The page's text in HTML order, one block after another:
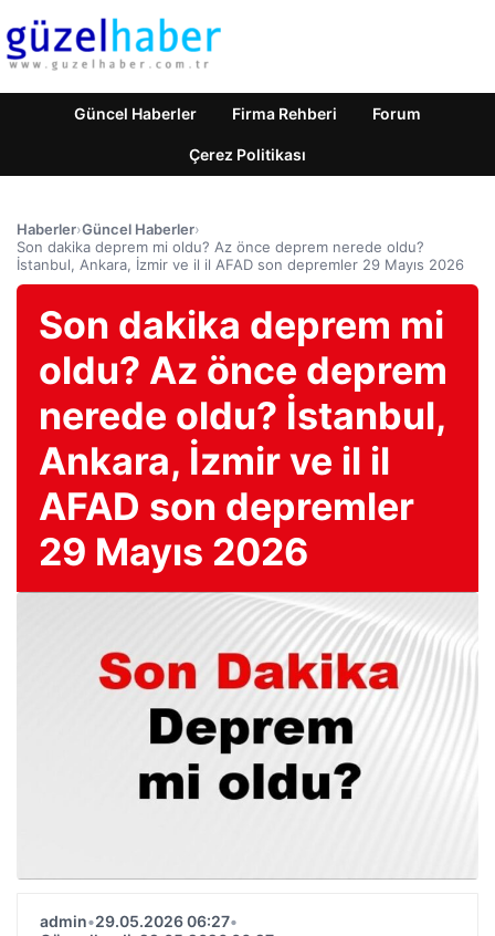
Güncel Haberler Firma Rehberi Forum
Çerez Politikası
Haberler›Güncel Haberler›
Son dakika deprem mi oldu? Az önce deprem nerede oldu?
İstanbul, Ankara, İzmir ve il il AFAD son depremler 29 Mayıs 2026
Son dakika deprem mi
oldu? Az önce deprem
nerede oldu? İstanbul,
Ankara, İzmir ve il il
AFAD son depremler
29 Mayıs 2026
admin•29.05.2026 06:27•